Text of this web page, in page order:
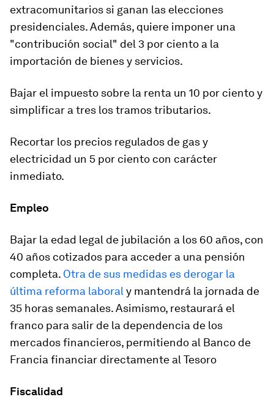
extracomunitarios si ganan las elecciones
presidenciales. Además, quiere imponer una
"contribución social" del 3 por ciento a la
importación de bienes y servicios.
Bajar el impuesto sobre la renta un 10 por ciento y
simplificar a tres los tramos tributarios.
Recortar los precios regulados de gas y
electricidad un 5 por ciento con carácter
inmediato.
Empleo
Bajar la edad legal de jubilación a los 60 años, con
40 años cotizados para acceder a una pensión
completa. Otra de sus medidas es derogar la
última reforma laboraly mantendrá la jornada de
35 horas semanales.Asimismo, restaurará el
franco para salir de la dependencia de los
mercados financieros, permitiendo al Banco de
Francia financiar directamente al Tesoro
Fiscalidad